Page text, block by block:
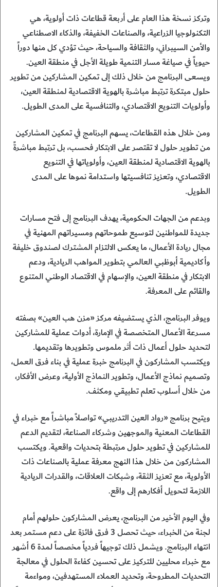
وتركز نسخة هذا العام على أربعة قطاعات ذات أولوية، هي
التكنولوجيا الزراعية، والصناعات الخفيفة، والذكاء الاصطناعي
والأمن السيبراني، والثقافة والسياحة، حيث تؤدي كل منها دوراً
حيوياً في صياغة مسار التنمية طويلة الأجل في منطقة العين.
ويسعى البرنامج من خلال ذلك إلى تمكين المشاركين من تطوير
حلول مبتكرة ترتبط مباشرة بالهوية الاقتصادية لمنطقة العين،
وأولويات التنويع الاقتصادي، والتنافسية على المدى الطويل.
ومن خلال هذه القطاعات، يسهم البرنامج في تمكين المشاركين
من تطوير حلول لا تقتصر على الابتكار فحسب، بل ترتبط مباشرةً
بالهوية الاقتصادية لمنطقة العين، وأولوياتها في التنويع
الاقتصادي، وتعزيز تنافسيتها واستدامة نموها على المدى
الطويل.
وبدعم من الجهات الحكومية، يهدف البرنامج إلى فتح مسارات
جديدة للمواطنين لتوسيع طموحاتهم ومسيراتهم المهنية في
مجال ريادة الأعمال، ما يعكس الالتزام المشترك لصندوق خليفة
وأكاديمية أبوظبي العالمي بتطوير المواهب الريادية، ودعم
الابتكار في منطقة العين، والإسهام في الاقتصاد الوطني المتنوع
والقائم على المعرفة.
ويوفر البرنامج، الذي يستضيفه مركز «مزن هب العين» بصفته
مسرعة الأعمال المتخصصة في الإمارة، أدوات عملية للمشاركين
لتحديد حلول أعمال ذات أثر ملموس وتطويرها وتقديمها.
ويكتسب المشاركون في البرنامج خبرة عملية في بناء فرق العمل،
وتصميم نماذج الأعمال، وتطوير النماذج الأولية، وعرض الأفكار،
من خلال أسلوب تعلم تطبيقي ومكثف.
ويتيح برنامج «رواد العين التدريبي» تواصلاً مباشراً مع خبراء في
القطاعات المعنية والموجهين وشركاء الصناعة، لتقديم الدعم
للمشاركين في تطوير حلول مرتبطة بتحديات واقعية. ويكتسب
المشاركون من خلال هذا النهج معرفة عملية بالصناعات ذات
الأولوية، مع تعزيز الثقة، وشبكات العلاقات، والقدرات الريادية
اللازمة لتحويل أفكارهم إلى واقع.
وفي اليوم الأخير من البرنامج، يعرض المشاركون حلولهم أمام
لجنة من الخبراء، حيث تحصل 3 فرق فائزة على دعم مستمر بعد
انتهاء البرنامج. ويشمل ذلك توجيهاً فردياً مخصصاً لمدة 6 أشهر
مع خبراء محليين للتركيز على تحسين كفاءة الحلول في معالجة
التحديات المطروحة، وتحديد العملاء المستهدفين، ومواءمة